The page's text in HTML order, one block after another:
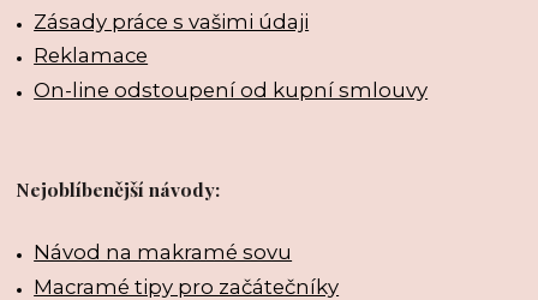
Zásady práce s vašimi údaji
Reklamace
On-line odstoupení od kupní smlouvy
Nejoblíbenější návody:
Návod na makramé sovu
Macramé tipy pro začátečníky